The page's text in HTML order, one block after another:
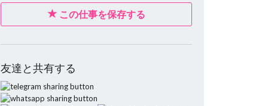
この仕事を保存する
友達と共有する